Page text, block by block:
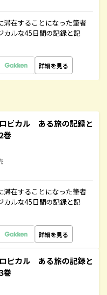
滞在することになった筆者
カルな45日間の記録と記
詳細を見る
ピカル ある旅の記録と
巻
滞在することになった筆者
カルな45日間の記録と記
詳細を見る
ピカル ある旅の記録と
巻